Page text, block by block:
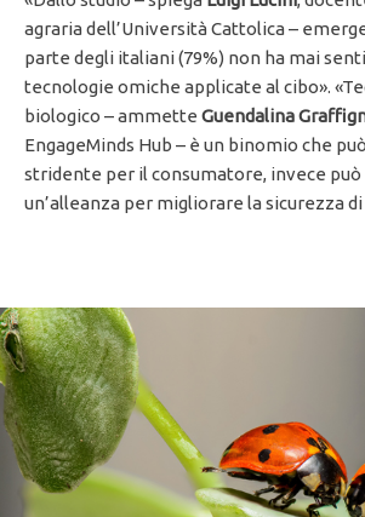
agraria dell’Università Cattolica –
parte degli italiani (79%) non ha mai
tecnologie omiche applicate al cibo».
biologico – ammette Guendalina
EngageMinds Hub – è un binomio che
stridente per il consumatore, invece può
un’alleanza per migliorare la sicurezza